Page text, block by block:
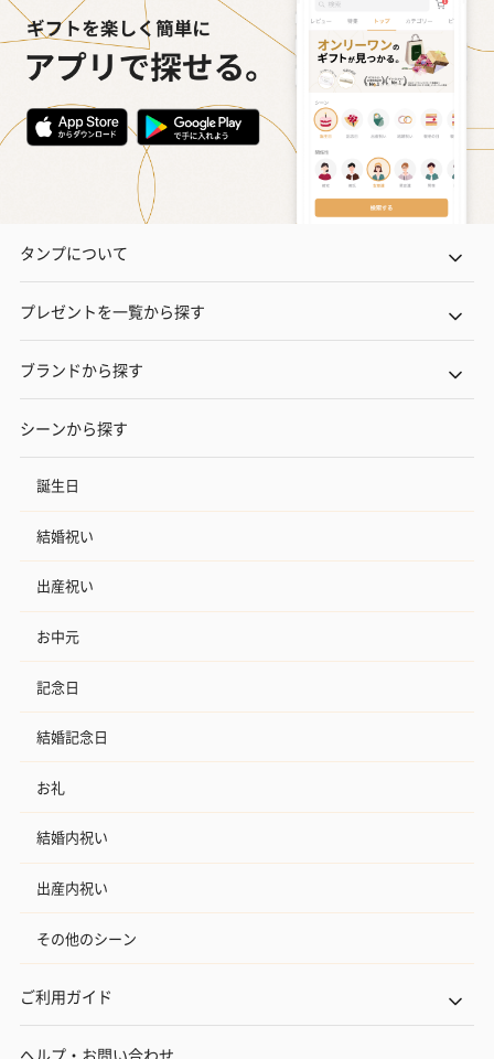
タンプについて
プレゼントを一覧から探す
ブランドから探す
シーンから探す
誕生日
結婚祝い
出産祝い
お中元
記念日
結婚記念日
お礼
結婚内祝い
出産内祝い
その他のシーン
ご利用ガイド
ヘルプ・お問い合わせ